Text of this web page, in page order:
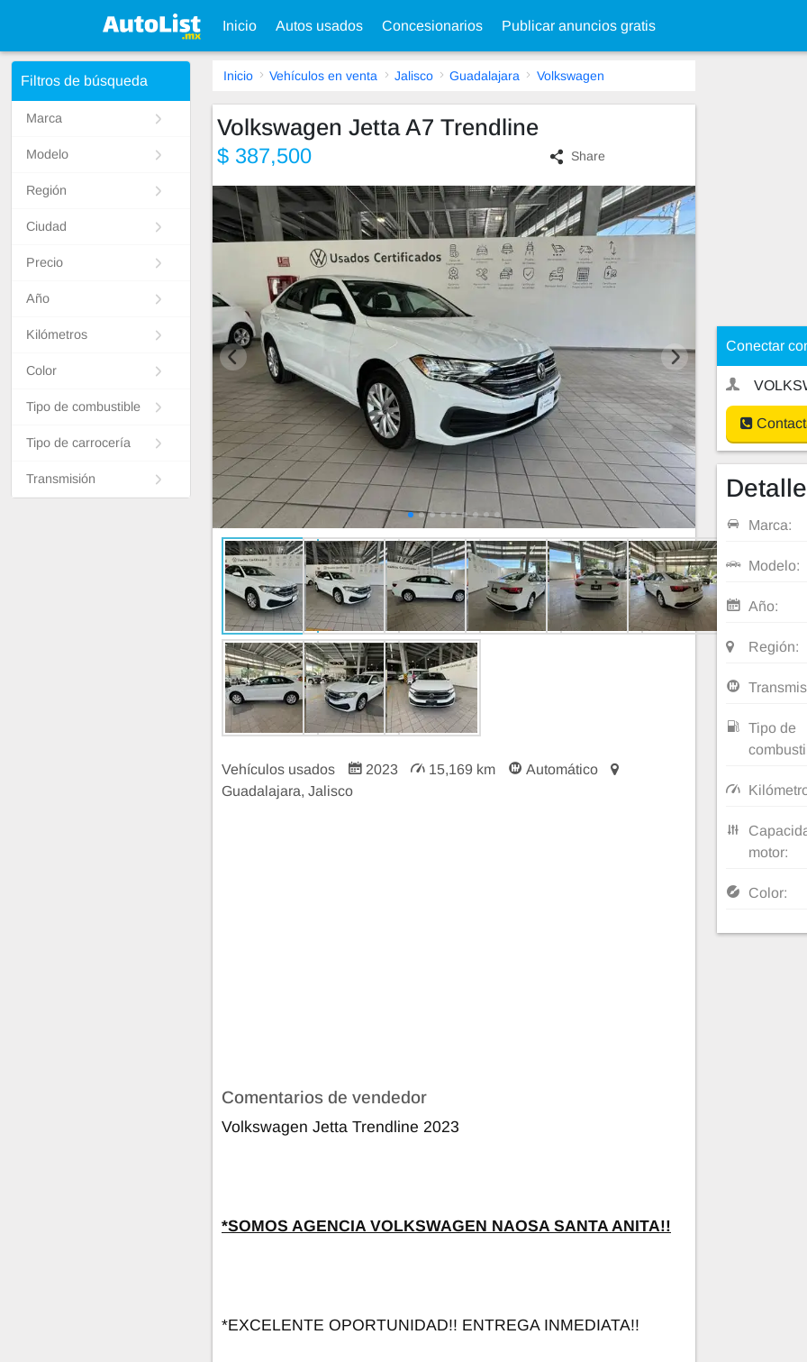
Inicio Autos usados Concesionarios Publicar anuncios gratis
Filtros de búsqueda
Marca
Modelo
Región
Ciudad
Precio
Año
Kilómetros
Color
Tipo de combustible
Tipo de carrocería
Transmisión
Inicio Vehículos en venta Jalisco Guadalajara Volkswagen
Volkswagen Jetta A7 Trendline
$ 387,500 Share
Vehículos usados 2023 15,169 km
Automático
Guadalajara, Jalisco
Comentarios de vendedor
Volkswagen Jetta Trendline 2023
*SOMOS AGENCIA VOLKSWAGEN NAOSA SANTA ANITA!!
*EXCELENTE OPORTUNIDAD!! ENTREGA INMEDIATA!!
Conectar
Marca:
Modelo:
Año:
Región:
Tipo de
motor:
Color: